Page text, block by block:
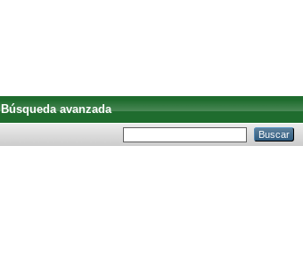
Búsqueda avanzada